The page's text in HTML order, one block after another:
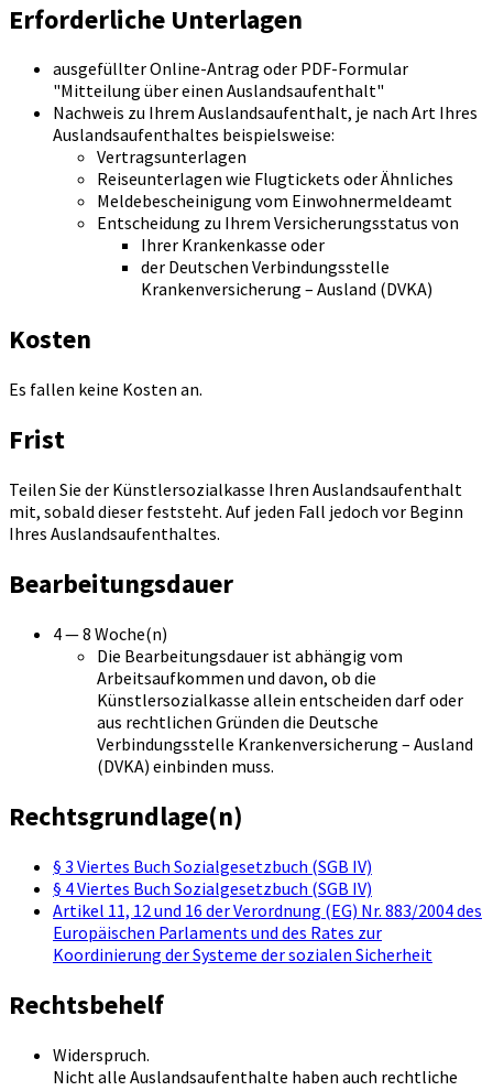
Erforderliche Unterlagen
ausgefüllter Online-Antrag oder PDF-Formular
"Mitteilung über einen Auslandsaufenthalt"
Nachweis zu Ihrem Auslandsaufenthalt, je nach Art Ihres
Auslandsaufenthaltes beispielsweise:
Vertragsunterlagen
Reiseunterlagen wie Flugtickets oder Ähnliches
Meldebescheinigung vom Einwohnermeldeamt
Entscheidung zu Ihrem Versicherungsstatus von
Ihrer Krankenkasse oder
der Deutschen Verbindungsstelle
Krankenversicherung – Ausland (DVKA)
Kosten
Es fallen keine Kosten an.
Frist
Teilen Sie der Künstlersozialkasse Ihren Auslandsaufenthalt
mit, sobald dieser feststeht. Auf jeden Fall jedoch vor Beginn
Ihres Auslandsaufenthaltes.
Bearbeitungsdauer
4 — 8 Woche(n)
Die Bearbeitungsdauer ist abhängig vom
Arbeitsaufkommen und davon, ob die
Künstlersozialkasse allein entscheiden darf oder
aus rechtlichen Gründen die Deutsche
Verbindungsstelle Krankenversicherung – Ausland
(DVKA) einbinden muss.
Rechtsgrundlage(n)
§ 3 Viertes Buch Sozialgesetzbuch (SGB IV)
§ 4 Viertes Buch Sozialgesetzbuch (SGB IV)
Artikel 11, 12 und 16 der Verordnung (EG) Nr. 883/2004 des
Europäischen Parlaments und des Rates zur
Koordinierung der Systeme der sozialen Sicherheit
Rechtsbehelf
Widerspruch.
Nicht alle Auslandsaufenthalte haben auch rechtliche